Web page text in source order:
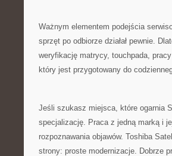
Ważnym elementem podejścia
sprzęt po odbiorze działał pewnie.
weryfikację matrycy, touchpada,
który jest przygotowany do
Jeśli szukasz miejsca, które ogarnia
specjalizację. Praca z jedną marką i
rozpoznawania objawów. Toshiba
strony: proste modernizacje. Dobrze